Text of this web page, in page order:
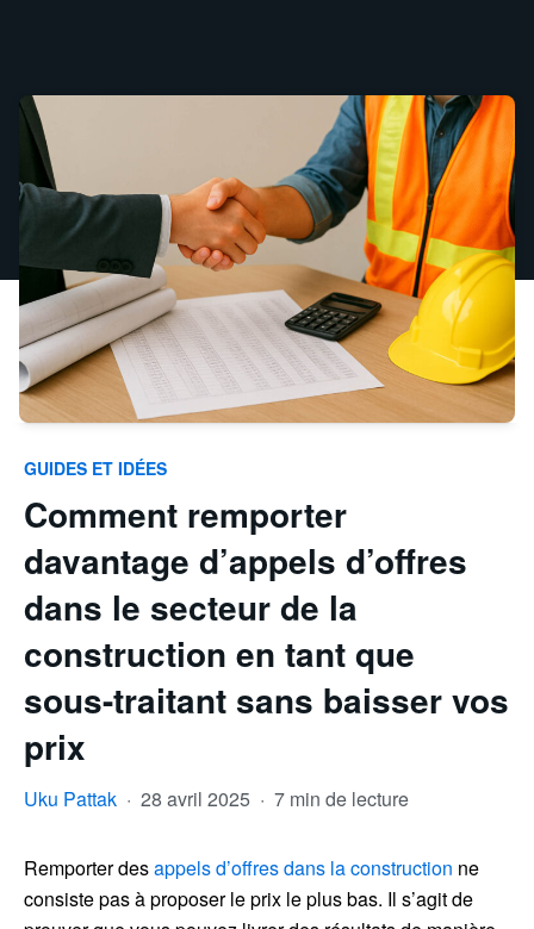
GUIDES ET IDÉES
Comment remporter
davantage d’appels d’offres
dans le secteur de la
construction en tant que
sous-traitant sans baisser vos
prix
Uku Pattak · 28 avril 2025 · 7 min de lecture
Remporter desappels d’offres dans la construction ne
consiste pas à proposer le prix le plus bas. Il s’agit de